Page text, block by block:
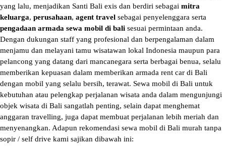
yang lalu, menjadikan Santi Bali exis dan berdiri sebagai mitra
keluarga, perusahaan, agent travel sebagai penyelenggara serta
pengadaan armada sewa mobil di bali sesuai permintaan anda.
Dengan dukungan staff yang profesional dan berpengalaman dalam
menjamu dan melayani tamu wisatawan lokal Indonesia maupun para
pelancong yang datang dari mancanegara serta berbagai benua, selalu
memberikan kepuasan dalam memberikan armada rent car di Bali
dengan mobil yang selalu bersih, terawat. Sewa mobil di Bali untuk
kebutuhan atau pelengkap perjalanan wisata anda dalam mengunjungi
objek wisata di Bali sangatlah penting, selain dapat menghemat
anggaran travelling, juga dapat membuat perjalanan lebih meriah dan
menyenangkan. Adapun rekomendasi sewa mobil di Bali murah tanpa
sopir / self drive kami sajikan dibawah ini: